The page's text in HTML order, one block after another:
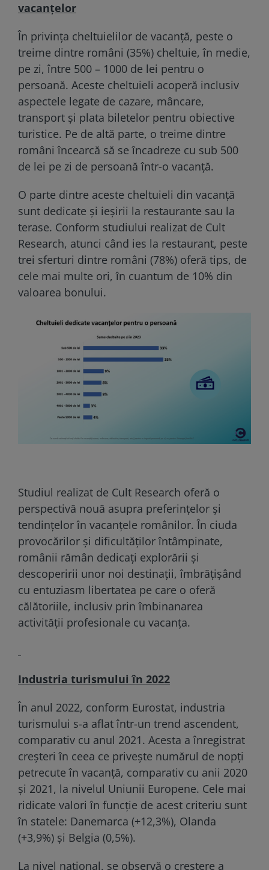
vacanțelor
În privința cheltuielilor de vacanță, peste o
treime dintre români (35%) cheltuie, în medie,
pe zi, între 500 – 1000 de lei pentru o
persoană. Aceste cheltuieli acoperă inclusiv
aspectele legate de cazare, mâncare,
transport și plata biletelor pentru obiective
turistice. Pe de altă parte, o treime dintre
români încearcă să se încadreze cu sub 500
de lei pe zi de persoană într-o vacanță.
O parte dintre aceste cheltuieli din vacanță
sunt dedicate și ieșirii la restaurante sau la
terase. Conform studiului realizat de Cult
Research, atunci când ies la restaurant, peste
trei sferturi dintre români (78%) oferă tips, de
cele mai multe ori, în cuantum de 10% din
valoarea bonului.
Studiul realizat de Cult Research oferă o
perspectivă nouă asupra preferințelor și
tendințelor în vacanțele românilor. În ciuda
provocărilor și dificultăților întâmpinate,
românii rămân dedicați explorării și
descoperirii unor noi destinații, îmbrățișând
cu entuziasm libertatea pe care o oferă
călătoriile, inclusiv prin îmbinanarea
activității profesionale cu vacanța.
Industria turismului în 2022
În anul 2022, conform Eurostat, industria
turismului s-a aflat într-un trend ascendent,
comparativ cu anul 2021. Acesta a înregistrat
creșteri în ceea ce privește numărul de nopți
petrecute în vacanță, comparativ cu anii 2020
și 2021, la nivelul Uniunii Europene. Cele mai
ridicate valori în funcție de acest criteriu sunt
în statele: Danemarca (+12,3%), Olanda
(+3,9%) și Belgia (0,5%).
La nivel național, se observă o creștere a